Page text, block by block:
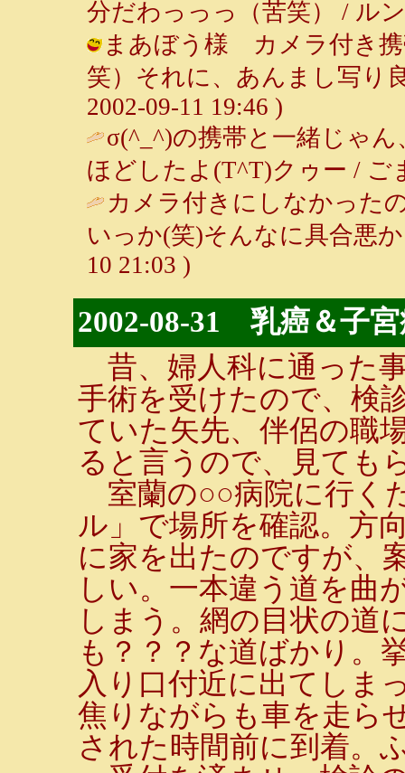
分だわっっっ（苦笑） / ル
まあぼう様 カメラ付き携
笑）それに、あんまし写り
2002-09-11 19:46 )
σ(^_^)の携帯と一緒じゃ
ほどしたよ(T^T)クゥー / ご
カメラ付きにしなかった
いっか(笑)そんなに具合悪
10 21:03 )
2002-08-31 乳癌＆子
昔、婦人科に通った
手術を受けたので、検
ていた矢先、伴侶の職
ると言うので、見ても
室蘭の○○病院に行く
ル」で場所を確認。方
に家を出たのですが、
しい。一本違う道を曲
しまう。網の目状の道
も？？？な道ばかり。
入り口付近に出てしま
焦りながらも車を走ら
された時間前に到着。